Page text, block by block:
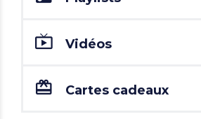
Vidéos
Cartes cadeaux